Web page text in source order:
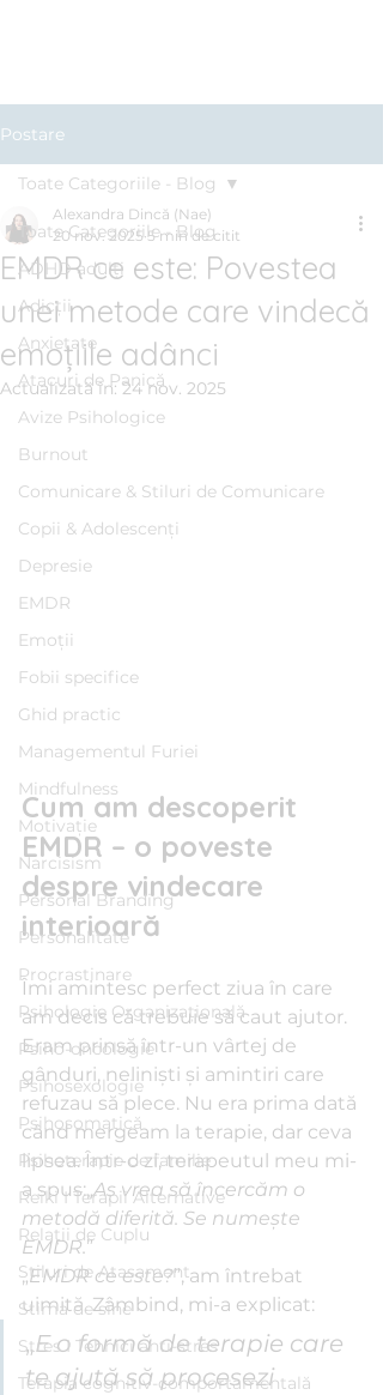
Postare
Toate Categoriile - Blog
ADHD adulți
Adicții
Anxietate
Atacuri de Panică
Avize Psihologice
Burnout
Comunicare & Stiluri de Comunicare
Copii & Adolescenți
Depresie
EMDR
Emoții
Fobii specifice
Ghid practic
Managementul Furiei
Mindfulness
Motivație
Narcisism
Personal Branding
Personalitate
Procrastinare
Psihologie Organizațională
Psiho-oncologie
Psihosexologie
Psihosomatică
Psihoterapie de familie
Reiki I Terapii Alternative
Relații de Cuplu
Stiluri de Atașament
Stima de sine
Stres I Tehnici anti-stres
Terapia cognitiv-comportamentală
Toate Categoriile - Blog
EMDR ce este: Povestea
unei metode care vindecă
emoțiile adânci
Alexandra Dincă (Nae)
20 nov. 2025 5 min de citit
Actualizată în:24 nov. 2025
Cum am descoperit
EMDR – o poveste
despre vindecare
interioară
Îmi amintesc perfect ziua în care
am decis că trebuie să caut ajutor.
Eram prinsă într-un vârtej de
gânduri, neliniști și amintiri care
refuzau să plece. Nu era prima dată
când mergeam la terapie, dar ceva
lipsea. Într-o zi, terapeutul meu mi-
a spus:„Aș vrea să încercăm o
metodă diferită. Se numește
EMDR.”
„EMDR ce este?”, am întrebat
uimită. Zâmbind, mi-a explicat:
„E o formă de terapie care
te ajută să procesezi